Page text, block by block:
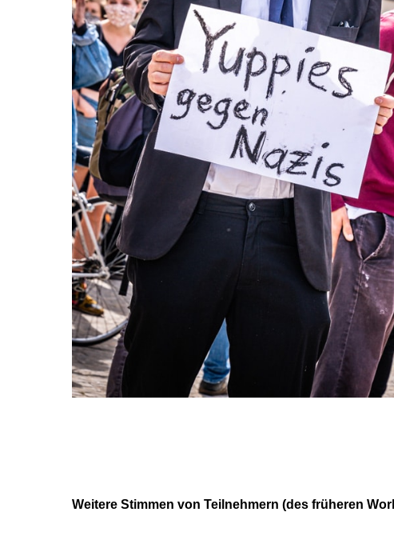
Weitere Stimmen von Teilnehmern (des früheren